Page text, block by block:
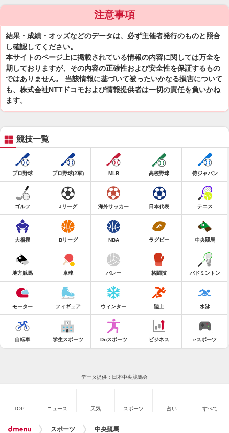
注意事項
結果・成績・オッズなどのデータは、必ず主催者発行のものと照合
し確認してください。
本サイトのページ上に掲載されている情報の内容に関しては万全を
期しておりますが、その内容の正確性および安全性を保証するもの
ではありません。 当該情報に基づいて被ったいかなる損害について
も、株式会社NTTドコモおよび情報提供者は一切の責任を負いかね
ます。
競技一覧
プロ野球 プロ野球(2軍) MLB 高校野球 侍ジャパン
ゴルフ Jリーグ 海外サッカー 日本代表 テニス
大相撲 Bリーグ NBA ラグビー 中央競馬
地方競馬 卓球 バレー 格闘技 バドミントン
モーター フィギュア ウィンター 陸上 水泳
自転車 学生スポーツ Doスポーツ ビジネス eスポーツ
データ提供：日本中央競馬会
TOP ニュース 天気 スポーツ 占い すべて
スポーツ 中央競馬